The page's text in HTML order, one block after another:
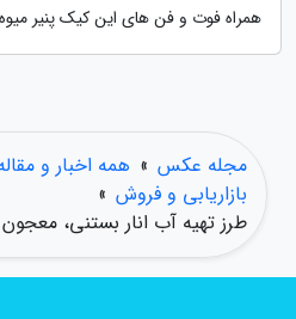
همراه فوت و فن های این کیک پنیر
مجله عکس » همه اخبار و
بازاریابی و فروش »
طرز تهیه آب انار بستنی،